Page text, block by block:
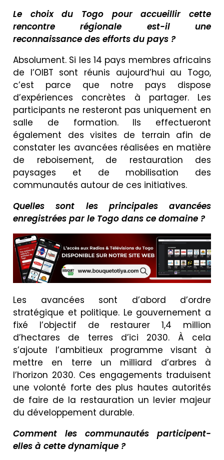
Le choix du Togo pour accueillir cette
rencontre régionale est-il une
reconnaissance des efforts du pays ?
Absolument. Si les 14 pays membres africains
de l’OIBT sont réunis aujourd’hui au Togo,
c’est parce que notre pays dispose
d’expériences concrètes à partager. Les
participants ne resteront pas uniquement en
salle de formation. Ils effectueront
également des visites de terrain afin de
constater les avancées réalisées en matière
de reboisement, de restauration des
paysages et de mobilisation des
communautés autour de ces initiatives.
Quelles sont les principales avancées
enregistrées par le Togo dans ce domaine ?
Les avancées sont d’abord d’ordre
stratégique et politique. Le gouvernement a
fixé l’objectif de restaurer 1,4 million
d’hectares de terres d’ici 2030. À cela
s’ajoute l’ambitieux programme visant à
mettre en terre un milliard d’arbres à
l’horizon 2030. Ces engagements traduisent
une volonté forte des plus hautes autorités
de faire de la restauration un levier majeur
du développement durable.
Comment les communautés participent-
elles à cette dynamique ?